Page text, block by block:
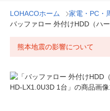
LOHACOホーム 家電・PC・
バッファロー 外付けHDD（ハ
熊本地震の影響について